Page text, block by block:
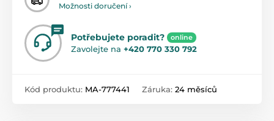
Možnosti doručení ›
Potřebujete poradit? online
Zavolejte na +420 770 330 792
Kód produktu: MA-777441 Záruka: 24 měsíců